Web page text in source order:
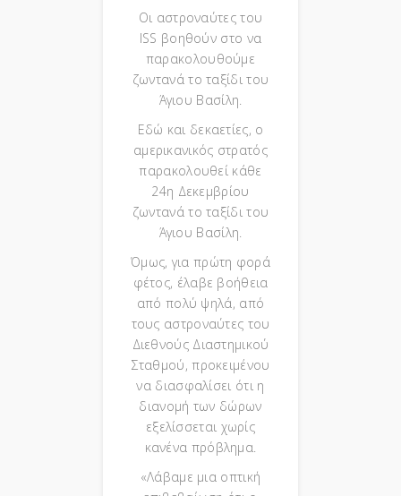
Οι αστροναύτες του
ISS βοηθούν στο να
παρακολουθούμε
ζωντανά το ταξίδι του
Άγιου Βασίλη.
Εδώ και δεκαετίες, ο
αμερικανικός στρατός
παρακολουθεί κάθε
24η Δεκεμβρίου
ζωντανά το ταξίδι του
Άγιου Βασίλη.
Όμως, για πρώτη φορά
φέτος, έλαβε βοήθεια
από πολύ ψηλά, από
τους αστροναύτες του
Διεθνούς Διαστημικού
Σταθμού, προκειμένου
να διασφαλίσει ότι η
διανομή των δώρων
εξελίσσεται χωρίς
κανένα πρόβλημα.
«Λάβαμε μια οπτική